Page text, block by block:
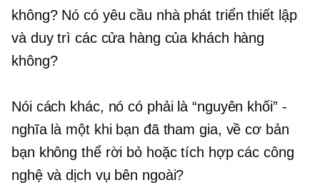
không? Nó có yêu cầu nhà phát triển thiết lập
và duy trì các cửa hàng của khách hàng
không?
Nói cách khác, nó có phải là “nguyên khối” -
nghĩa là một khi bạn đã tham gia, về cơ bản
bạn không thể rời bỏ hoặc tích hợp các công
nghệ và dịch vụ bên ngoài?